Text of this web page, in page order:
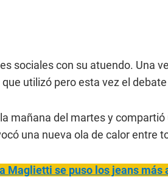
sociales con su atuendo. Una
utilizó pero esta vez el
mañana del martes y
una nueva ola de calor entre
Maglietti se puso los jeans más